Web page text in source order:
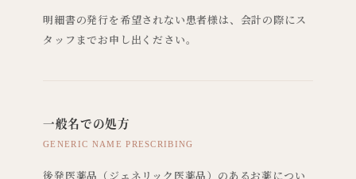
明細書の発行を希望されない患者様は、会計の際にス
タッフまでお申し出ください。
一般名での処方
GENERIC NAME PRESCRIBING
後発医薬品（ジェネリック医薬品）のあるお薬につい